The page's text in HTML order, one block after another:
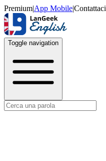
Premium|App Mobile|Contattaci
Toggle navigation